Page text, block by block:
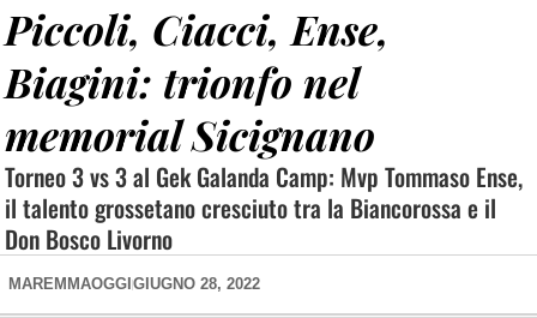
Piccoli, Ciacci, Ense,
Biagini: trionfo nel
memorial Sicignano
Torneo 3 vs 3 al Gek Galanda Camp: Mvp Tommaso Ense,
il talento grossetano cresciuto tra la Biancorossa e il
Don Bosco Livorno
MAREMMAOGGI GIUGNO 28, 2022